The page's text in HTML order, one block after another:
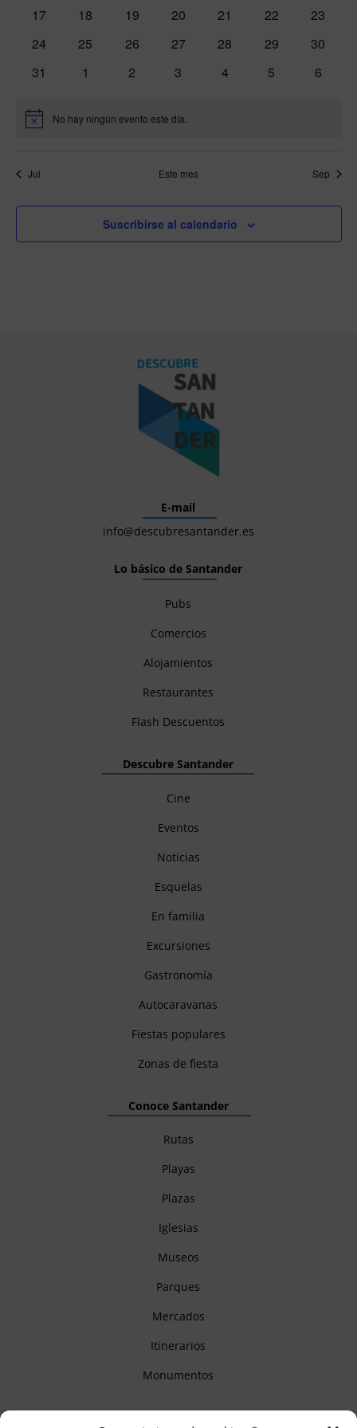
017
018
019
0
20
0
21
0
22
0
23
0
24
0
25
0
26
0
27
0
28
0
29
0
30
0
31
01
0
2
0
3
0
4
0
5
0
6
Aviso No hay ningún evento este día.
Jul Este mes Sep
Suscribirse al calendario
E-mail
info@descubresantander.es
Lo básico de Santander
Pubs
Comercios
Alojamientos
Restaurantes
Flash Descuentos
Descubre Santander
Cine
Eventos
Noticias
Esquelas
En familia
Excursiones
Gastronomía
Autocaravanas
Fiestas populares
Zonas de fiesta
Conoce Santander
Rutas
Playas
Plazas
Iglesias
Museos
Parques
Mercados
Itinerarios
Monumentos